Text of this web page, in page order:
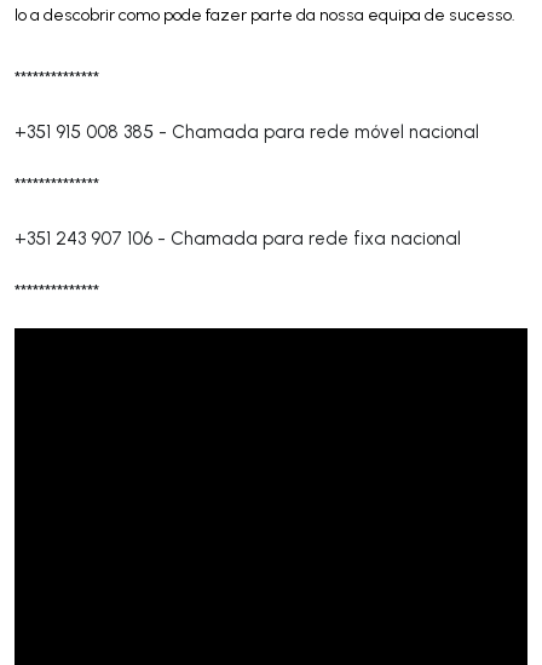
lo a descobrir como pode fazer parte da nossa equipa de sucesso.
**************
+351 915 008 385 - Chamada para rede móvel nacional
**************
+351 243 907 106 - Chamada para rede fixa nacional
**************